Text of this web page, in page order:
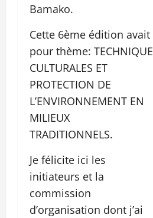
Bamako.
Cette 6ème édition avait
pour thème: TECHNIQUE
CULTURALES ET
PROTECTION DE
L’ENVIRONNEMENT EN
MILIEUX
TRADITIONNELS.
Je félicite ici les
initiateurs et la
commission
d’organisation dont j’ai